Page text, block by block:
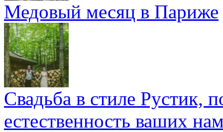
Медовый месяц в Париже
Свадьба в стиле Рустик,
естественность ваших